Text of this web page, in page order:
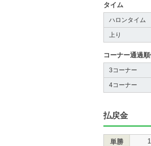
タイム
ハロンタイム
上り
コーナー通過
3コーナー
4コーナー
払戻金
単勝 1